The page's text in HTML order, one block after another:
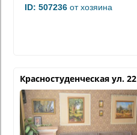
ID: 507236 от хозяина
Красностуденческая ул. 22